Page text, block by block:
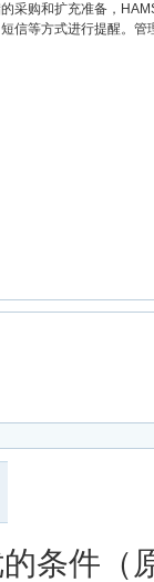
采购和扩充准备，
信等方式进行提醒。
条件（